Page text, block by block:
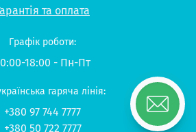
та оплата
Графік роботи:
18:00 - Пн-Пт
гаряча лінія:
+380 97 744 7777
+380 50 722 7777